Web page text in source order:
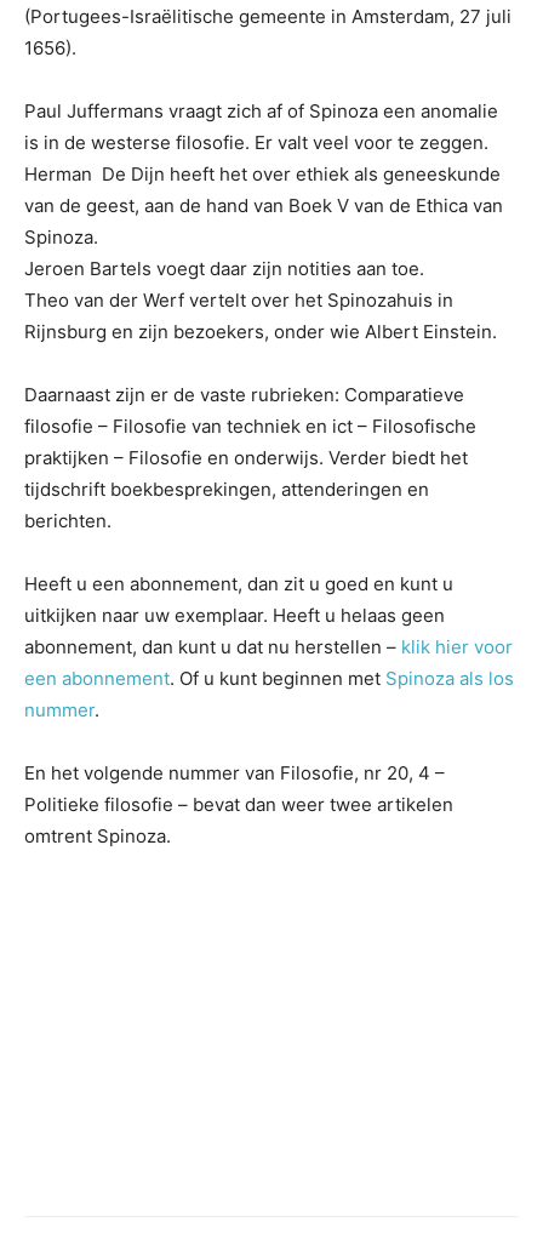
(Portugees-Israëlitische gemeente in Amsterdam, 27 juli
1656).
Paul Juffermans vraagt zich af of Spinoza een anomalie
is in de westerse filosofie. Er valt veel voor te zeggen.
Herman De Dijn heeft het over ethiek als geneeskunde
van de geest, aan de hand van Boek V van de Ethica van
Spinoza.
Jeroen Bartels voegt daar zijn notities aan toe.
Theo van der Werf vertelt over het Spinozahuis in
Rijnsburg en zijn bezoekers, onder wie Albert Einstein.
Daarnaast zijn er de vaste rubrieken: Comparatieve
filosofie – Filosofie van techniek en ict – Filosofische
praktijken – Filosofie en onderwijs. Verder biedt het
tijdschrift boekbesprekingen, attenderingen en
berichten.
Heeft u een abonnement, dan zit u goed en kunt u
uitkijken naar uw exemplaar. Heeft u helaas geen
abonnement, dan kunt u dat nu herstellen – klik hier voor
een abonnement. Of u kunt beginnen met Spinoza als los
nummer.
En het volgende nummer van Filosofie, nr 20, 4 –
Politieke filosofie – bevat dan weer twee artikelen
omtrent Spinoza.